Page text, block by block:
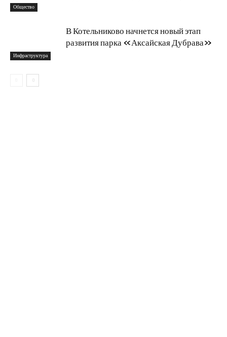
Общество
Инфраструктура
В Котельниково начнется новый этап
развития парка «Аксайская Дубрава»